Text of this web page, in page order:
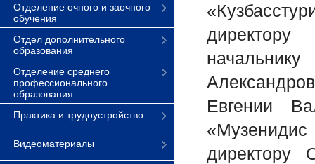
Отделение очного и заочного
обучения
Отдел дополнительного
образования
Отделение среднего
профессионального
образования
Практика и трудоустройство
Видеоматериалы
директору
Евгении
директору